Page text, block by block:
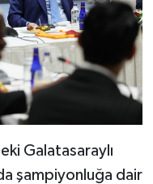
Galatasaraylı
şampiyonluğa dair